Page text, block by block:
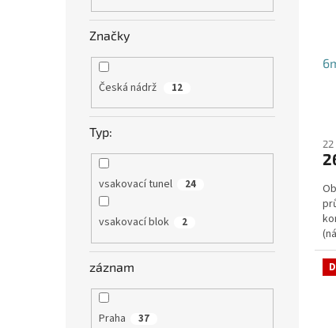
Značky
Česká nádrž 12
Typ:
vsakovací tunel 24
vsakovací blok 2
záznam
Praha 37